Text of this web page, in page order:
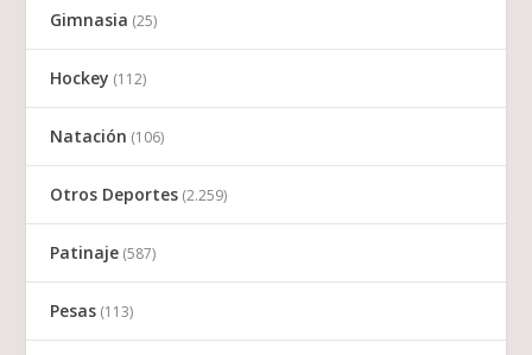
Gimnasia (25)
Hockey (112)
Natación (106)
Otros Deportes (2.259)
Patinaje (587)
Pesas (113)